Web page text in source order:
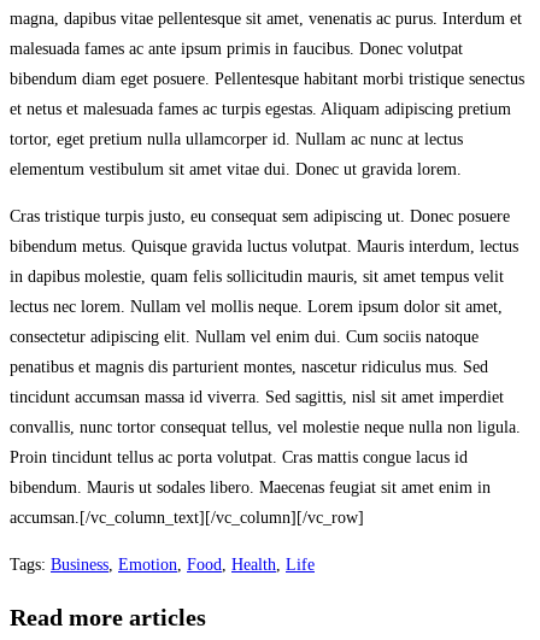
magna, dapibus vitae pellentesque sit amet, venenatis ac purus. Interdum et
malesuada fames ac ante ipsum primis in faucibus. Donec volutpat
bibendum diam eget posuere. Pellentesque habitant morbi tristique senectus
et netus et malesuada fames ac turpis egestas. Aliquam adipiscing pretium
tortor, eget pretium nulla ullamcorper id. Nullam ac nunc at lectus
elementum vestibulum sit amet vitae dui. Donec ut gravida lorem.
Cras tristique turpis justo, eu consequat sem adipiscing ut. Donec posuere
bibendum metus. Quisque gravida luctus volutpat. Mauris interdum, lectus
in dapibus molestie, quam felis sollicitudin mauris, sit amet tempus velit
lectus nec lorem. Nullam vel mollis neque. Lorem ipsum dolor sit amet,
consectetur adipiscing elit. Nullam vel enim dui. Cum sociis natoque
penatibus et magnis dis parturient montes, nascetur ridiculus mus. Sed
tincidunt accumsan massa id viverra. Sed sagittis, nisl sit amet imperdiet
convallis, nunc tortor consequat tellus, vel molestie neque nulla non ligula.
Proin tincidunt tellus ac porta volutpat. Cras mattis congue lacus id
bibendum. Mauris ut sodales libero. Maecenas feugiat sit amet enim in
accumsan.[/vc_column_text][/vc_column][/vc_row]
Tags: Business, Emotion, Food, Health, Life
Read more articles